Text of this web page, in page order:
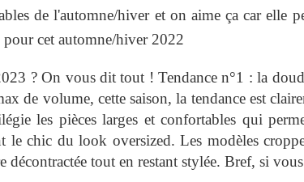
de l'automne/hiver et on aime ça car elle
pour cet automne/hiver 2022
? On vous dit tout ! Tendance n°1 : la
de volume, cette saison, la tendance est
les pièces larges et confortables qui
le chic du look oversized. Les modèles
décontractée tout en restant stylée. Bref, si